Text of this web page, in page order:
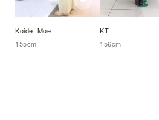
Koide  Moe
155cm
KT
156cm